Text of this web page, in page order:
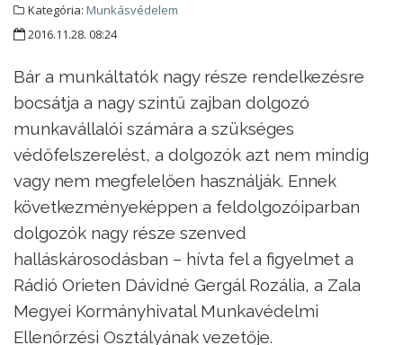
Kategória: Munkásvédelem
2016.11.28. 08:24
Bár a munkáltatók nagy része rendelkezésre
bocsátja a nagy szintű zajban dolgozó
munkavállalói számára a szükséges
védőfelszerelést, a dolgozók azt nem mindig
vagy nem megfelelően használják. Ennek
következményeképpen a feldolgozóiparban
dolgozók nagy része szenved
halláskárosodásban – hívta fel a figyelmet a
Rádió Orieten Dávidné Gergál Rozália, a Zala
Megyei Kormányhivatal Munkavédelmi
Ellenőrzési Osztályának vezetője.